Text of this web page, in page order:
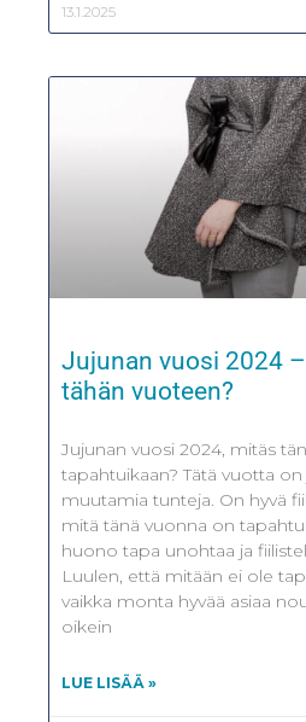
13.1.2025
Jujunan vuosi 2024
tähän vuoteen?
Jujunan vuosi 2024, mitäs
tapahtuikaan? Tätä vuotta on
muutamia tunteja. On hyvä
mitä tänä vuonna on
huono tapa unohtaa ja
Luulen, että mitään ei ole
vaikka monta hyvää asiaa
oikein
LUE LISÄÄ »